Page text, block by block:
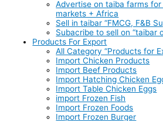
Advertise on taiba farms for
markets + Africa
Sell in taibar “FMCG, F&B
Subacribe to sell on “taibar
Products For Export
All Category “Products for
Import Chicken Products
Import Beef Products
Import Hatching Chicken
Import Table Chicken Eggs
import Frozen Fish
Import Frozen Foods
Import Frozen Burger